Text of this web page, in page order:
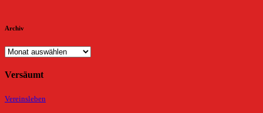
Archiv
Archiv
Versäumt
Vereinsleben